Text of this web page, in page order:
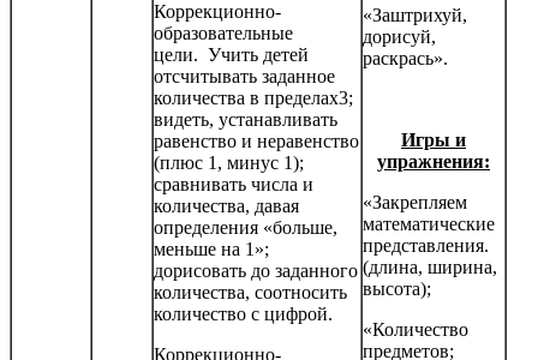
Коррекционно-
образовательные
цели. Учить детей
отсчитывать заданное
количества в пределах3;
видеть, устанавливать
равенство и неравенство
(плюс 1, минус 1);
сравнивать числа и
количества, давая
определения «больше,
меньше на 1»;
дорисовать до заданного
количества, соотносить
количество с цифрой.
Коррекционно-
«Заштрихуй,
дорисуй,
раскрась».
Игры и
упражнения:
«Закрепляем
математические
представления.
(длина, ширина,
высота);
«Количество
предметов;